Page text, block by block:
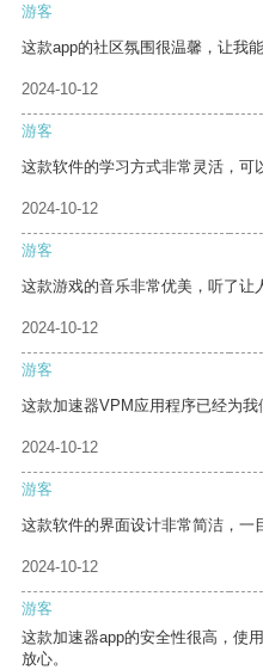
游客
这款app的社区氛围很温馨，让我
2024-10-12
游客
这款软件的学习方式非常灵活，可
2024-10-12
游客
这款游戏的音乐非常优美，听了让
2024-10-12
游客
这款加速器VPM应用程序已经为我
2024-10-12
游客
这款软件的界面设计非常简洁，一
2024-10-12
游客
这款加速器app的安全性很高，使
放心。